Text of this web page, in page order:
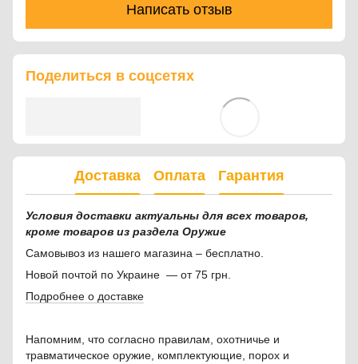
Написать отзыв
Поделиться в соцсетях
Доставка Оплата Гарантия
Условия доставки актуальны для всех товаров,
кроме товаров из раздела Оружие
Самовывоз из нашего магазина – бесплатно.
Новой почтой по Украине — от 75 грн.
Подробнее о доставке
Напомним, что согласно правилам, охотничье и
травматическое оружие, комплектующие, порох и